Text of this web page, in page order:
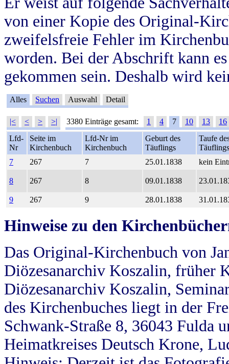
von einer Kopie des Original-
zweifelsfreie Fehler im
worden. Bei der Abschrift kann
gekommen sein. Deshalb wird
Alles Suchen Auswahl Detail
|< < > >| 3380 Einträge gesamt: 1 4 7 10 13
16
Lfd-
Nr
Seite im
Kirchenbuch
Lfd-Nr im
Kirchenbuch
Geburt des
Täuflings
Taufe
Täuflings
7
267 7 25.01.1838 kein
8 267 8 09.01.1838
9 267 9 28.01.1838
Hinweise zu den
Das Original-Kirchenbuch von
Diözesanarchiv Koszalin, früher
Diözesanarchiv Koszalin,
des Kirchenbuches liegt in der
Schwank-Straße 8, 36043 Fulda
Heimatkreises Deutsch Krone,